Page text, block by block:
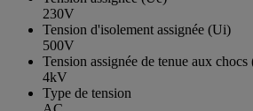
230V
Tension d'isolement assignée (Ui)
500V
Tension assignée de tenue aux
4kV
Type de tension